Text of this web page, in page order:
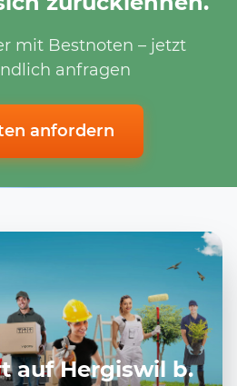
mit Bestnoten – jetzt
anfragen
anfordern
auf Hergiswil b.